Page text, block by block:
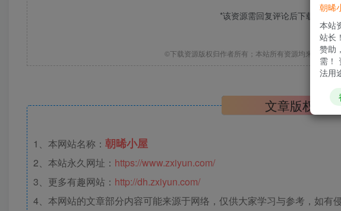
*该资源需回复评论后下载，马上
©下载资源版权归作者所有；本站所有资源均来源于网
文章版权声明
1、本网站名称： 朝晞小屋
2、本站永久网址： https://www.zxiyun.com/
3、更多有趣网站： http://dh.zxiyun.com/
4、本网站的文章部分内容可能来源于网络，仅供大家学习与参考，如有
朝晞
本站
站长
赞助
需！
法用